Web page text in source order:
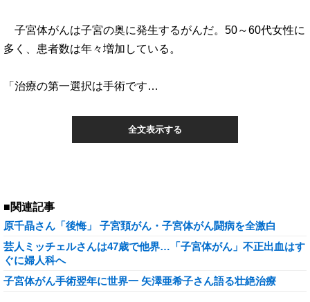
子宮体がんは子宮の奥に発生するがんだ。50～60代女性に
多く、患者数は年々増加している。
「治療の第一選択は手術です…
全文表示する
■関連記事
原千晶さん「後悔」 子宮頚がん・子宮体がん闘病を全激白
芸人ミッチェルさんは47歳で他界…「子宮体がん」不正出血はす
ぐに婦人科へ
子宮体がん手術翌年に世界一 矢澤亜希子さん語る壮絶治療